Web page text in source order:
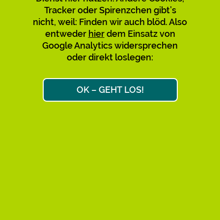
Verwirrung mit den bestehenden
zu vermeiden, empfehlen wir,
diese nicht mehr zu nutzen und zu
teilen. Bitte sagt’s auch den
Max & Max
Tracker oder Spirenzchen gibt’s
nicht, weil: Finden wir auch blöd. Also
entweder hierdem Einsatz von
Google Analytics widersprechen
oder direkt loslegen:
OK – GEHT LOS!